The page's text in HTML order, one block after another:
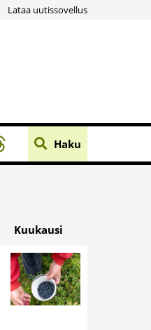
Lataa uutissovellus
Haku
Kuukausi